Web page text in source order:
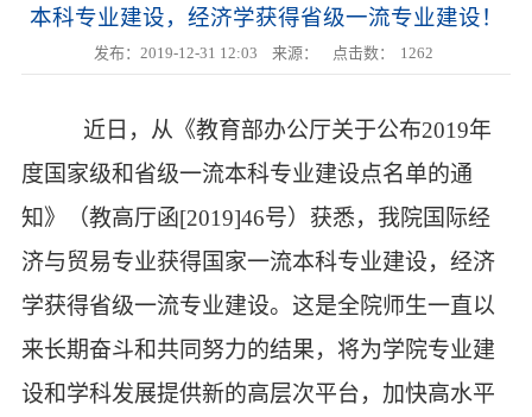
本科专业建设，经济学获得省级一流专业建设！
发布：2019-12-31 12:03 来源： 点击数： 1262
近日，从《教育部办公厅关于公布2019年
度国家级和省级一流本科专业建设点名单的通
知》（教高厅函[2019]46号）获悉，我院国际经
济与贸易专业获得国家一流本科专业建设，经济
学获得省级一流专业建设。这是全院师生一直以
来长期奋斗和共同努力的结果，将为学院专业建
设和学科发展提供新的高层次平台，加快高水平